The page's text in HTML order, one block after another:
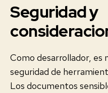
Seguridad y
Como desarrollador, es
seguridad de
Los documentos